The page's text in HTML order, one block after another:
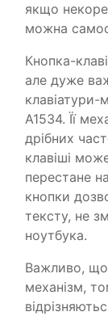
якщо
можна
Кнопка-
але дуже
клавіатури-
A1534. Її
дрібних
клавіші
перестане
кнопки
тексту, не
ноутбука.
Важливо, що
механізм,